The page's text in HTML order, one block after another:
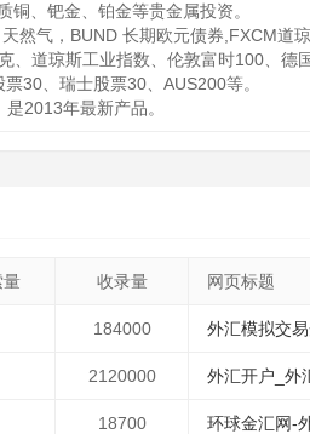
铜、钯金、铂金等贵金属投资。
然气，BUND 长期欧元债券,FXCM道
、道琼斯工业指数、伦敦富时100、
30、瑞士股票30、AUS200等。
2013年最新产品。
量 收录量 网页标题
184000 外汇模拟交
2120000 外汇开户_外
18700 环球金汇网-